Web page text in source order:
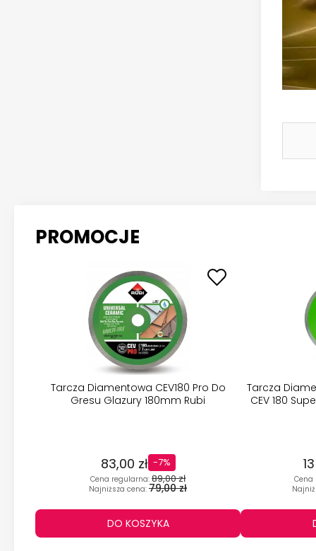
PROMOCJE
Tarcza Diamentowa CEV180 Pro Do
Gresu Glazury 180mm Rubi
83,00 zł
Cena regularna: 89,00 zł
Najniższa cena: 79,00 zł
-7%
DO KOSZYKA
Tarcza
CEV 180